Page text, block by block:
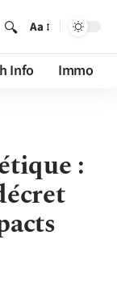
Aa
Info Immo
: